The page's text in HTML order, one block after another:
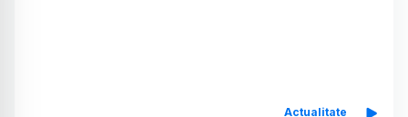
Actualitate